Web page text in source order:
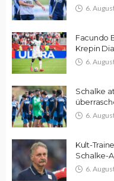
6.
Facundo
Krepin
6.
Schalke
6.
Kult-
Schalke-
6.